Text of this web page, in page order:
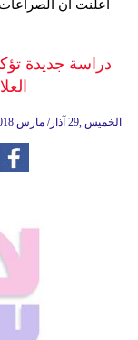
أعلنت أن
دراسة جديدة
10:54 2018 الخميس ,29 آذار/ مارس